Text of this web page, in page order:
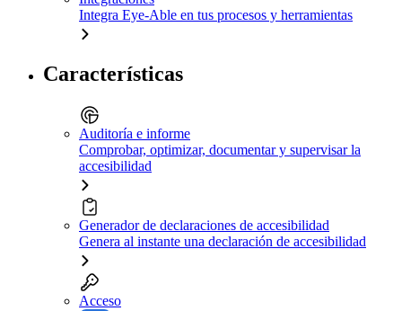
Integra Eye-Able en tus procesos y herramientas
Características
Auditoría e informe
Comprobar, optimizar, documentar y supervisar la
accesibilidad
Generador de declaraciones de accesibilidad
Genera al instante una declaración de accesibilidad
Acceso